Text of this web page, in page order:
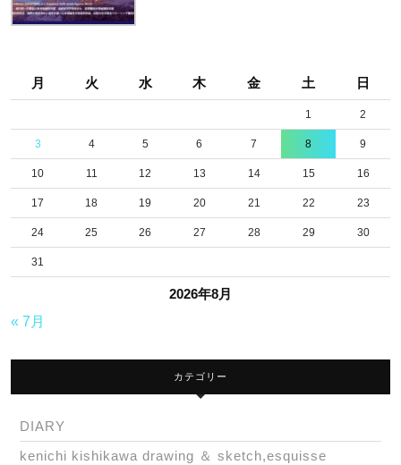
2026年8月
月 火 水 木 金 土 日
1 2
3 4 5 6 7 8 9
10 11 12 13 14 15 16
17 18 19 20 21 22 23
24 25 26 27 28 29 30
31
« 7月
カテゴリー
DIARY
kenichi kishikawa drawing ＆ sketch,esquisse